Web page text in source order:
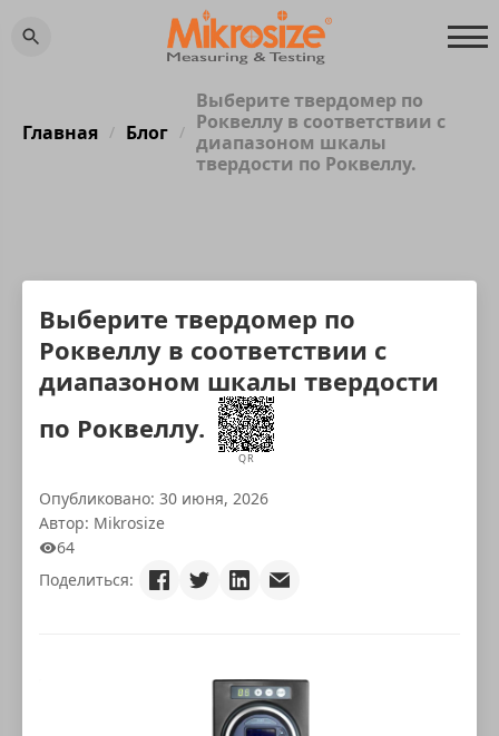
Главная / Блог /
Выберите твердомер по
Роквеллу в соответствии с
диапазоном шкалы
твердости по Роквеллу.
Выберите твердомер по
Роквеллу в соответствии с
диапазоном шкалы твердости
по Роквеллу.
QR
Опубликовано: 30 июня, 2026
Автор: Mikrosize
64
Поделиться: